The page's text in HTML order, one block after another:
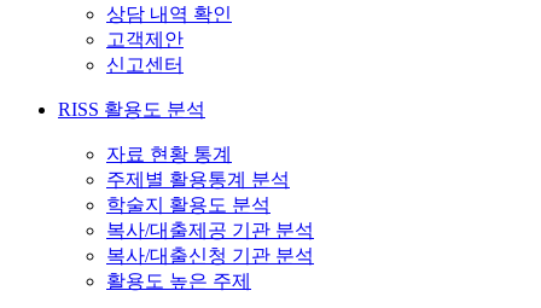
상담 내역 확인
고객제안
신고센터
RISS 활용도 분석
자료 현황 통계
주제별 활용통계 분석
학술지 활용도 분석
복사/대출제공 기관 분석
복사/대출신청 기관 분석
활용도 높은 주제